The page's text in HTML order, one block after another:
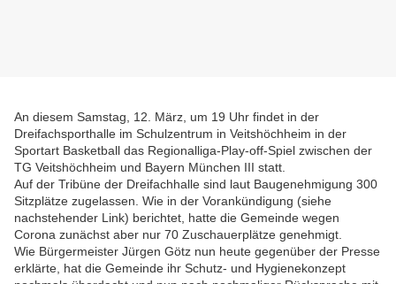
An diesem Samstag, 12. März, um 19 Uhr findet in der
Dreifachsporthalle im Schulzentrum in Veitshöchheim in der
Sportart Basketball das Regionalliga-Play-off-Spiel zwischen der
TG Veitshöchheim und Bayern München III statt.
Auf der Tribüne der Dreifachhalle sind laut Baugenehmigung 300
Sitzplätze zugelassen. Wie in der Vorankündigung (siehe
nachstehender Link) berichtet, hatte die Gemeinde wegen
Corona zunächst aber nur 70 Zuschauerplätze genehmigt.
Wie Bürgermeister Jürgen Götz nun heute gegenüber der Presse
erklärte, hat die Gemeinde ihr Schutz- und Hygienekonzept